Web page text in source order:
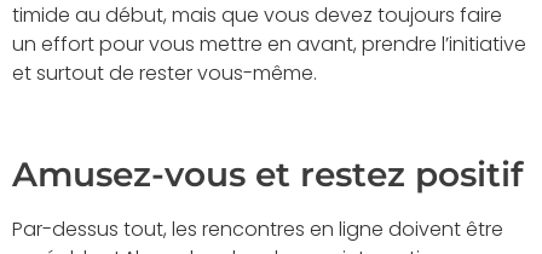
timide au début, mais que vous devez toujours faire
un effort pour vous mettre en avant, prendre l’initiative
et surtout de rester vous-même.
Amusez-vous et restez positif
Par-dessus tout, les rencontres en ligne doivent être